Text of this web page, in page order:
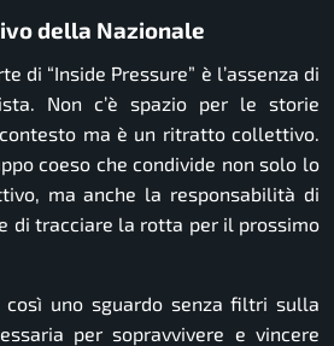
della Nazionale
di “Inside Pressure” è l’assenza di
Non c’è spazio per le storie
ma è un ritratto collettivo.
coeso che condivide non solo lo
ma anche la responsabilità di
di tracciare la rotta per il prossimo
uno sguardo senza filtri sulla
per sopravvivere e vincere